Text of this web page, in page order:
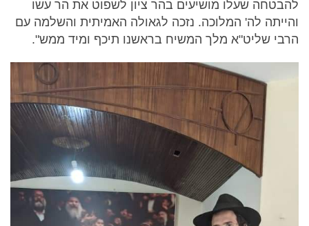
להבטחה שעלו מושיעים בהר ציון לשפוט את הר עשו
והייתה לה' המלוכה. נזכה לגאולה האמיתית והשלמה עם
הרבי שליט"א מלך המשיח בראשנו תיכף ומיד ממש".